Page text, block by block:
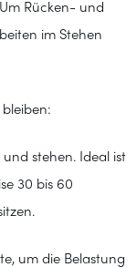
Rücken- und
im Stehen
bleiben:
und stehen. Ideal ist
30 bis 60
um die Belastung